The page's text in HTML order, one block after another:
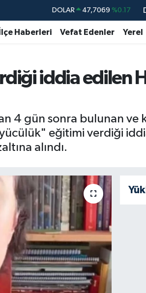
DOLAR 47,7069 %0.17
EURO 55,0265 %0.01
BİST100 13.887 %64
İlçe Haberleri Vefat Edenler Yerel
iddia edilen
gün sonra bulunan ve
eğitimi verdiği
alındı.